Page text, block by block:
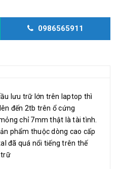
0986565911
lưu trữ lớn trên laptop thì
đến 2tb trên ổ cứng
chỉ 7mm thật là tài tình.
phẩm thuộc dòng cao cấp
đã quá nổi tiếng trên thế
trữ